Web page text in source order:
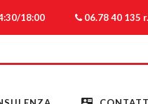
18:00 06.78 40 135